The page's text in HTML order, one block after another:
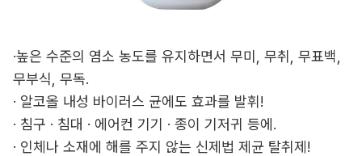
·높은 수준의 염소 농도를 유지하면서 무미, 무취, 무표백,
무부식, 무독.
· 알코올 내성 바이러스 균에도 효과를 발휘!
· 침구 · 침대 · 에어컨 기기 · 종이 기저귀 등에.
· 인체나 소재에 해를 주지 않는 신제법 제균 탈취제!